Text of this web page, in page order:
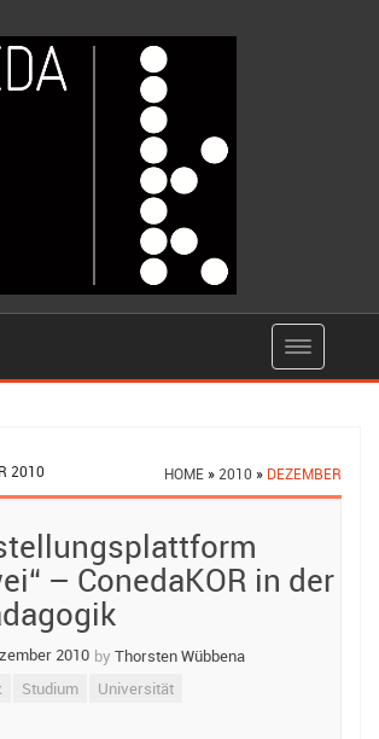
HOME » 2010 » DEZEMBER
2010
– ConedaKOR in der
2010 by Thorsten Wübbena
Studium Universität